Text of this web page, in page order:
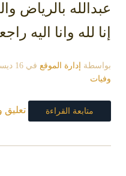
عبدالله بالرياض
إنا لله وانا اليه
بواسطة إدارة الموقع في 16 ديسمبر، 2022
وفيات
متابعة القراءة تعليق